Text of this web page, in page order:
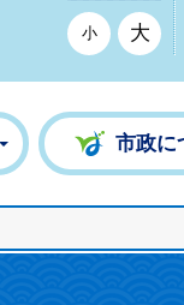
小 大
市政に